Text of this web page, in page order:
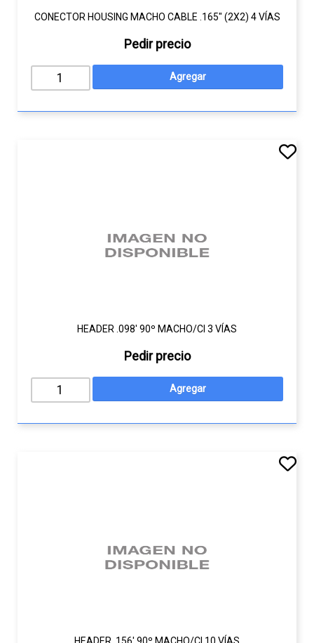
CONECTOR HOUSING MACHO CABLE .165" (2X2) 4 VÍAS
Pedir precio
HEADER .098' 90º MACHO/CI 3 VÍAS
Pedir precio